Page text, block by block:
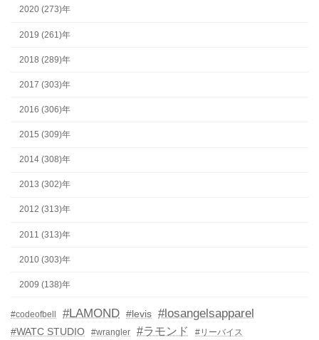
2020 (273)年
2019 (261)年
2018 (289)年
2017 (303)年
2016 (306)年
2015 (309)年
2014 (308)年
2013 (302)年
2012 (313)年
2011 (313)年
2010 (303)年
2009 (138)年
#codeofbell #LAMOND #levis #losangelsapparel
#WATC STUDIO #wrangler #ラモンド
#リーバイス